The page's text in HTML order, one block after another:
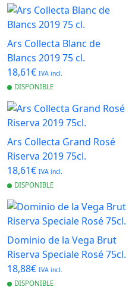
Ars Collecta Blanc de
Blancs 2019 75 cl.
18,61€ IVA incl.
DISPONIBLE
Ars Collecta Grand Rosé
Riserva 2019 75cl.
18,61€ IVA incl.
DISPONIBLE
Dominio de la Vega Brut
Riserva Speciale Rosé 75cl.
18,88€ IVA incl.
DISPONIBLE